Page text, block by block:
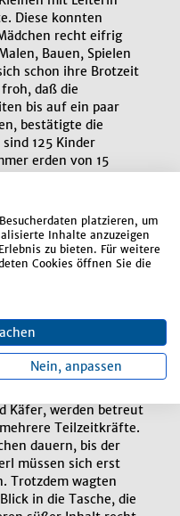
platzieren, um
Inhalte anzuzeigen
zu bieten. Für weitere
Cookies öffnen Sie die
Nein, anpassen
Diese konnten
recht eifrig
Bauen, Spielen
schon ihre Brotzeit
daß die
bis auf ein paar
bestätigte die
125 Kinder
erden von 15
mit der
, Mondgruppe und
im Container, die
süßes Geschenk
natürlich die kleinen
zum Abschied.
geklärt waren, wurde
besucht. Hier zeigte
gestrichenen Räume
ganz hell und
Käfer, werden betreut
Teilzeitkräfte.
dauern, bis der
müssen sich erst
Trotzdem wagten
in die Tasche, die